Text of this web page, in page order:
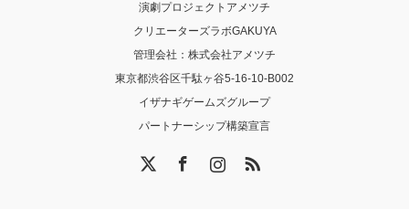
演劇プロジェクトアメツチ
クリエーターズラボGAKUYA
管理会社：株式会社アメツチ
東京都渋谷区千駄ヶ谷5-16-10-B002
イザナギゲームズグループ
パートナーシップ構築宣言